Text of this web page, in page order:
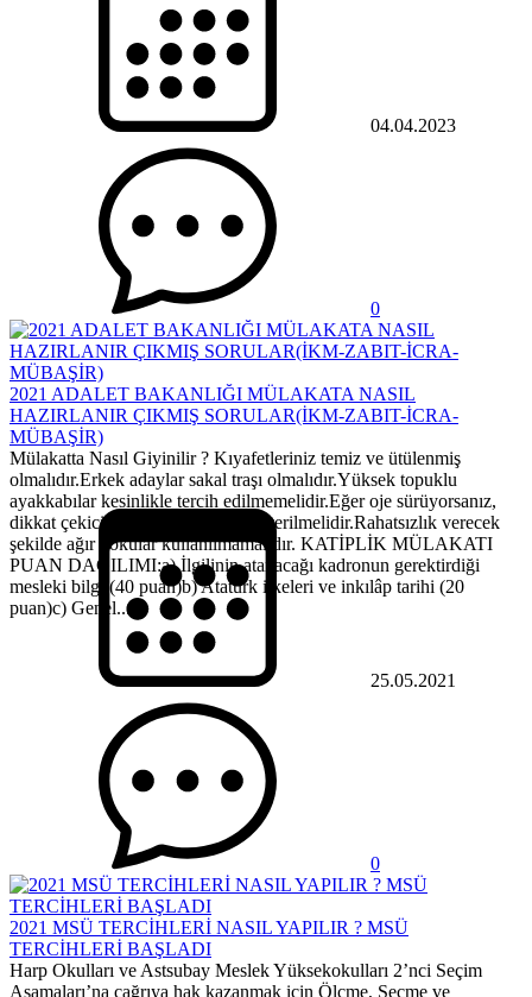
04.04.2023
0
2021 ADALET BAKANLIĞI MÜLAKATA NASIL
HAZIRLANIR ÇIKMIŞ SORULAR(İKM-ZABIT-İCRA-
MÜBAŞİR)
Mülakatta Nasıl Giyinilir ? Kıyafetleriniz temiz ve ütülenmiş
olmalıdır.Erkek adaylar sakal traşı olmalıdır.Yüksek topuklu
ayakkabılar kesinlikle tercih edilmemelidir.Eğer oje sürüyorsanız,
dikkat çekici olmamasına özen gösterilmelidir.Rahatsızlık verecek
şekilde ağır kokular kullanılmamalıdır. KATİPLİK MÜLAKATI
PUAN DAĞILIMI:a) İlgilinin atanacağı kadronun gerektirdiği
mesleki bilgi (40 puan)b) Atatürk ilkeleri ve inkılâp tarihi (20
puan)c) Genel...
25.05.2021
0
2021 MSÜ TERCİHLERİ NASIL YAPILIR ? MSÜ
TERCİHLERİ BAŞLADI
Harp Okulları ve Astsubay Meslek Yüksekokulları 2’nci Seçim
Aşamaları’na çağrıya hak kazanmak için Ölçme, Seçme ve